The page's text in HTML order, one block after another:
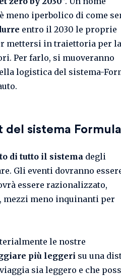
meno iperbolico di come
entro il 2030 le proprie
mettersi in traiettoria per la
Per farlo, si muoveranno
logistica del sistema-
sistema Formula
di tutto il sistema degli
Gli eventi dovranno
essere razionalizzato,
mezzi meno inquinanti per
le nostre
più leggeri su una
sia leggero e che